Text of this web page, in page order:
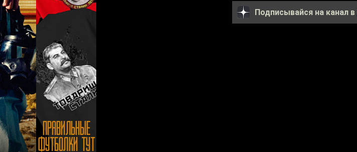
Подписывайся на канал в